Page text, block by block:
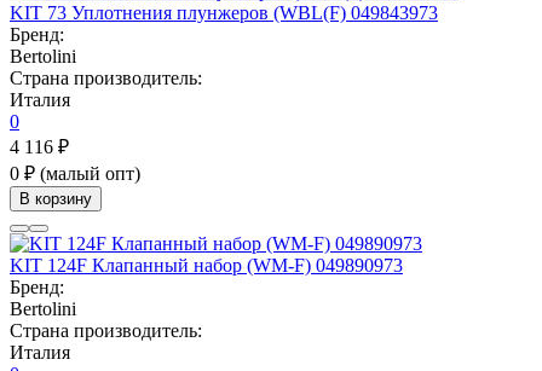
KIT 73 Уплотнения плунжеров (WBL(F) 049843973
Бренд:
Bertolini
Страна производитель:
Италия
0
4 116 ₽
0 ₽ (малый опт)
В корзину
KIT 124F Клапанный набор (WM-F) 049890973
Бренд:
Bertolini
Страна производитель:
Италия